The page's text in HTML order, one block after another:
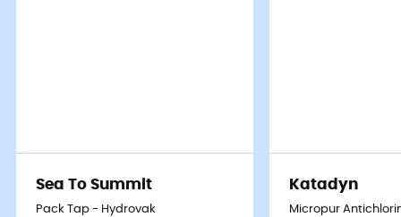
Sea To Summit
Pack Tap - Hydrovak
Katadyn
Micropur